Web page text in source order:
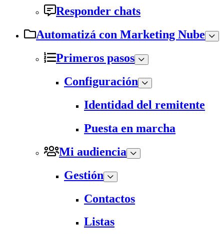
Responder chats
Automatizá con Marketing Nube
Primeros pasos
Configuración
Identidad del remitente
Puesta en marcha
Mi audiencia
Gestión
Contactos
Listas